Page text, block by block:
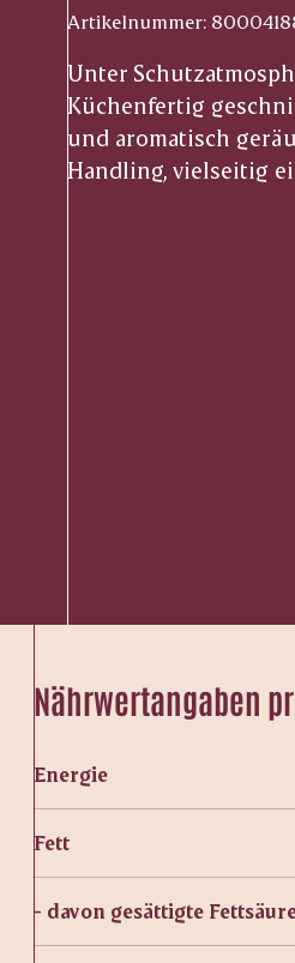
Artikelnummer:
Unter
Küchenfertig
und aromatisch
Handling, vielseitig
Nährwertangaben
Energie
Fett
- davon gesättigte